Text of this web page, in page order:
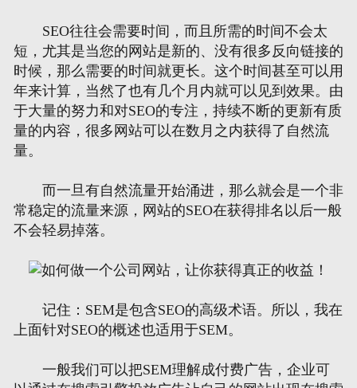
SEO往往会需要时间，而且所需的时间不会太
短，尤其是当您的网站是新的、没有很多反向链接的
时候，那么需要的时间就更长。这个时间甚至可以用
年来计算，当然了也有几个月内就可以见到效果。由
于大量的努力和对SEO的专注，持续不断的更新有质
量的内容，很多网站可以在数月之内获得了自然流
量。
而一旦有自然流量开始涌进，那么就会是一个非
常稳定的流量来源，网站的SEO在获得排名以后一般
不会轻易掉落。
记住：SEM是包含SEO的高级术语。所以，我在
上面针对SEO的概述也适用于SEM。
一般我们可以把SEM理解成付费广告，企业可